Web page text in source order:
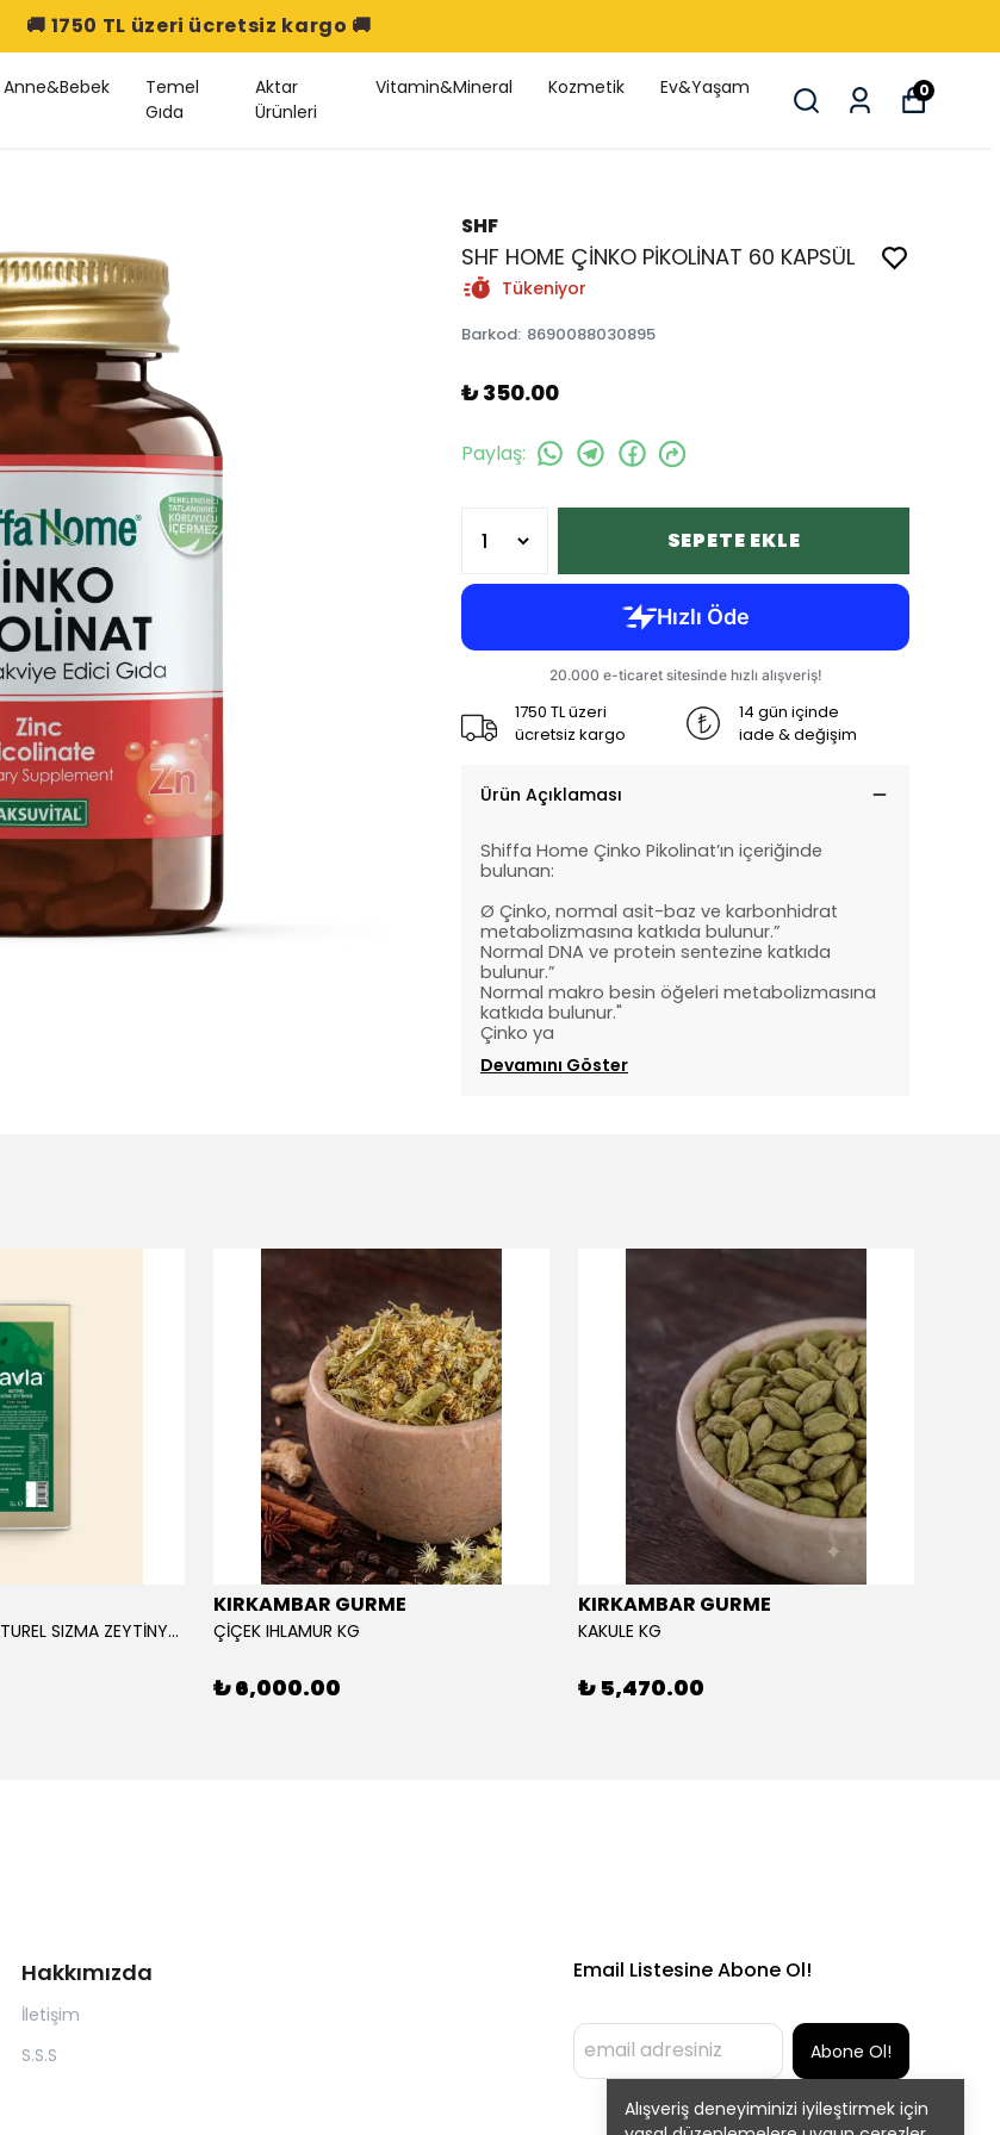
🚚 1750 TL üzeri ücretsiz kargo 🚚
Anne&Bebek
Temel
Gıda
Aktar
Ürünleri
Vitamin&Mineral Kozmetik Ev&Yaşam 0
Alışveriş deneyiminizi iyileştirmek için
SHF
SHF HOME ÇİNKO PİKOLİNAT 60 KAPSÜL
Tükeniyor
Barkod: 8690088030895
₺ 350.00
Paylaş:
SEPETE EKLE
1750 TL üzeri
ücretsiz kargo
14 gün içinde
iade & değişim
Ürün Açıklaması
Shiffa Home Çinko Pikolinat’ın içeriğinde
bulunan:
Ø Çinko, normal asit-baz ve karbonhidrat
metabolizmasına katkıda bulunur.”
Normal DNA ve protein sentezine katkıda
bulunur.”
Normal makro besin öğeleri metabolizmasına
katkıda bulunur."
Çinko ya
Devamını Göster
RAVLA ORGANİK NATUREL SIZMA ZEYTİNYAĞI 5L
KIRKAMBAR GURME
ÇİÇEK IHLAMUR KG
₺ 6,000.00
KIRKAMBAR GURME
KAKULE KG
₺ 5,470.00
Hakkımızda
İletişim
S.S.S
Email Listesine Abone Ol!
Abone Ol!